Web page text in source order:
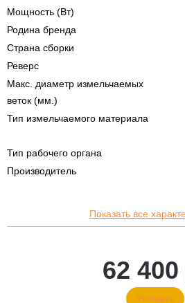
Мощность (Вт)
Родина бренда
Страна сборки
Реверс
Макс. диаметр измельчаемых
веток (мм.)
Тип измельчаемого материала
Тип рабочего органа
Производитель
Показать все
62 400
Уточнить